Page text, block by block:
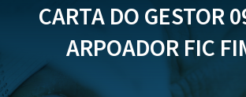
CARTA DO GESTOR
ARPOADOR FIC